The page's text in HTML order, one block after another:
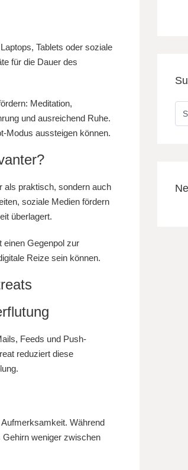
Tablets oder soziale
für die Dauer des
Meditation,
und ausreichend Ruhe.
Modus aussteigen können.
als praktisch, sondern auch
soziale Medien fördern
überlagert.
einen Gegenpol zur
Reize sein können.
Feeds und Push-
reduziert diese
Während
weniger zwischen